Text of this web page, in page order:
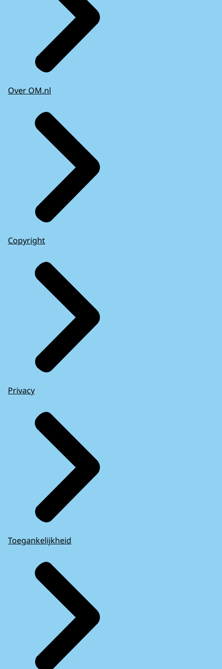
Over OM.nl
Copyright
Privacy
Toegankelijkheid